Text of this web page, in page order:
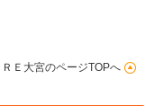
Ｅ大宮のページTOPへ